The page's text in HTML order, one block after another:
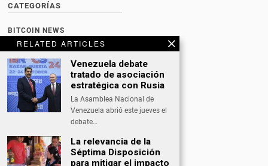
RELATED ARTICLES
Venezuela debate
tratado de asociación
estratégica con Rusia
La Asamblea Nacional de
Venezuela abrió este jueves el
debate…
La relevancia de la
Séptima Disposición
para mitigar el impacto
CATEGORÍAS
BITCOIN NEWS
CULTURA
DATING
DEPORTES
ECONOMÍA
NACIONAL